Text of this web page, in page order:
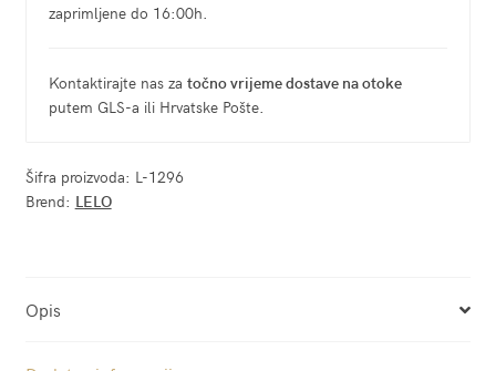
zaprimljene do 16:00h.
Kontaktirajte nas za točno vrijeme dostave na otoke
putem GLS-a ili Hrvatske Pošte.
Šifra proizvoda: L-1296
Brend: LELO
Opis